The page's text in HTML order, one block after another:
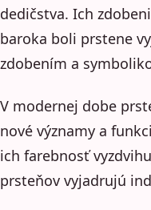
dedičstva. Ich
baroka boli prstene
zdobením a
V modernej dobe
nové významy a
ich farebnosť
prsteňov vyjadrujú